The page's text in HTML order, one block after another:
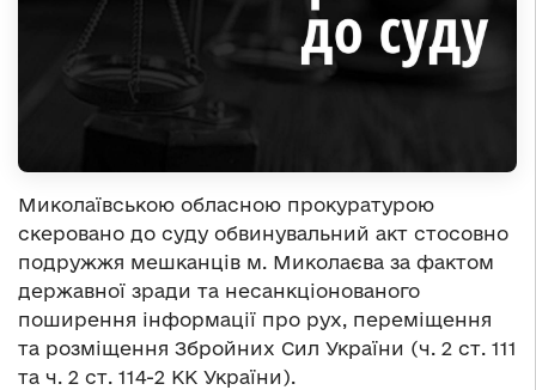
Миколаївською обласною прокуратурою
скеровано до суду обвинувальний акт стосовно
подружжя мешканців м. Миколаєва за фактом
державної зради та несанкціонованого
поширення інформації про рух, переміщення
та розміщення Збройних Сил України (ч. 2 ст. 111
та ч. 2 ст. 114-2 КК України).